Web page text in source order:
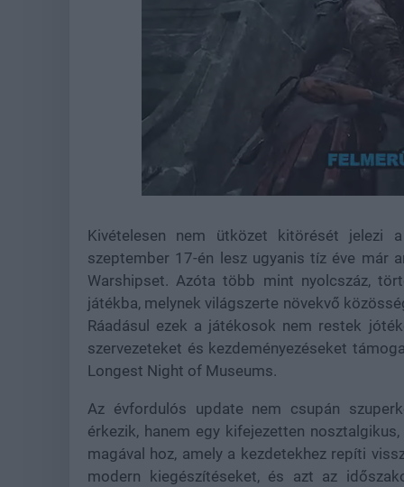
27.43%
Kivételesen nem ütközet kitörését jelezi
szeptember 17-én lesz ugyanis tíz éve már
Warshipset. Azóta több mint nyolcszáz,
játékba, melynek világszerte növekvő
Ráadásul ezek a játékosok nem restek
szervezeteket és kezdeményezéseket
Longest Night of Museums.
Az évfordulós update nem csupán
érkezik, hanem egy kifejezetten
magával hoz, amely a kezdetekhez repíti
modern kiegészítéseket, és azt az